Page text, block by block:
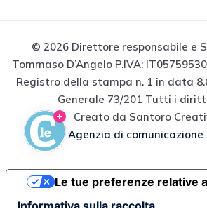
© 2026 Direttore responsabile e
Tommaso D’Angelo P.IVA:
Registro della stampa n. 1 in data
Generale 73/201 Tutti i
Creato da Santoro
Agenzia di comunicazione
Informativa sulla raccolta
Le tue preferenze relative